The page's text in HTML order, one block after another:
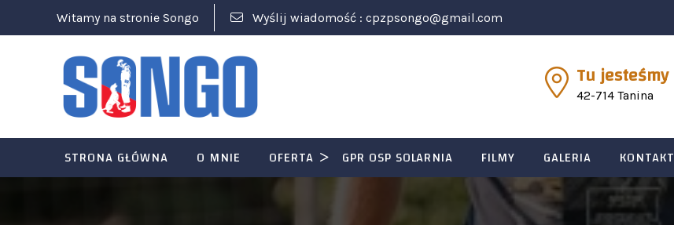
Witamy na stronie Songo Wyślij wiadomość : cpzpsongo@gmail.com
Tu jesteśmy
42-714 Tanina
STRONA GŁÓWNA O MNIE OFERTA GPR OSP SOLARNIA FILMY GALERIA KONTAKT